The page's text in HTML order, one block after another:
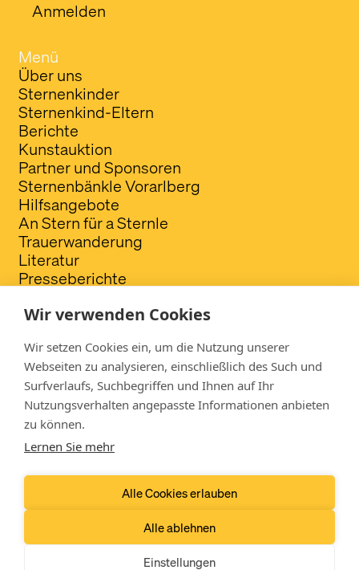
Anmelden
Menü
Über uns
Sternenkinder
Sternenkind-Eltern
Berichte
Kunstauktion
Partner und Sponsoren
Sternenbänkle Vorarlberg
Hilfsangebote
An Stern für a Sternle
Trauerwanderung
Literatur
Presseberichte
Spendenkonto
VergissMichNicht - Verein für Sternenkinder
Fotografie
Raiffeisenbank im Walgau
IBAN: AT72 3745 8000 0436 1135
Folgen Sie uns
© 2026 sternenkind-fotografie.at Impressum
Wir verwenden Cookies
Wir setzen Cookies ein, um die Nutzung unserer
Webseiten zu analysieren, einschließlich des Such und
Surfverlaufs, Suchbegriffen und Ihnen auf Ihr
Nutzungsverhalten angepasste Informationen anbieten
zu können.
Lernen Sie mehr
Alle Cookies erlauben
Alle ablehnen
Einstellungen